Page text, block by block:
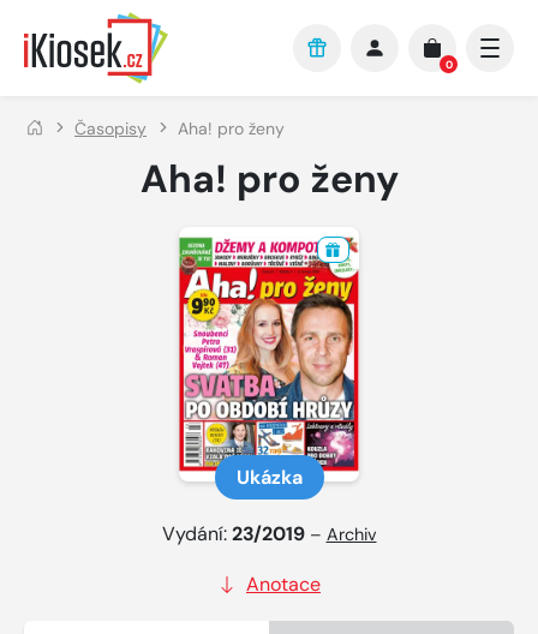
Přejít na hlavní obsah
0
Časopisy Aha! pro ženy
Aha! pro ženy
Ukázka
Vydání:23/2019 – Archiv
Anotace